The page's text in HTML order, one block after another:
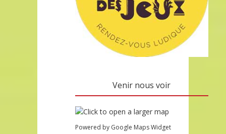
Venir nous voir
Powered by Google Maps Widget